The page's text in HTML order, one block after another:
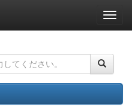
ナ
ビ
ー
ョ
ン